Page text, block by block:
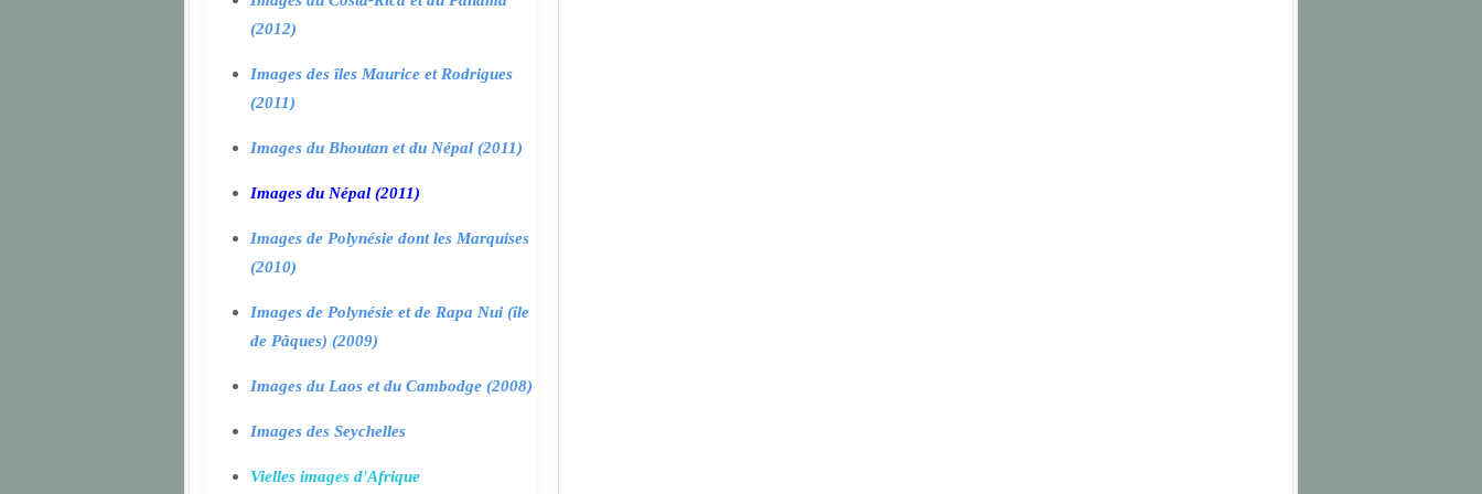
(2012)
Images des îles Maurice et Rodrigues
(2011)
Images du Bhoutan et du Népal (2011)
Images du Népal (2011)
Images de Polynésie dont les Marquises
(2010)
Images de Polynésie et de Rapa Nui (île
de Pâques) (2009)
Images du Laos et du Cambodge (2008)
Images des Seychelles
Vielles images d'Afrique